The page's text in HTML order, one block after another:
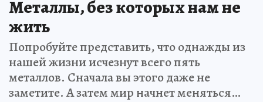
Металлы, без которых нам не
жить
Попробуйте представить, что однажды из
нашей жизни исчезнут всего пять
металлов. Сначала вы этого даже не
заметите. А затем мир начнет меняться…